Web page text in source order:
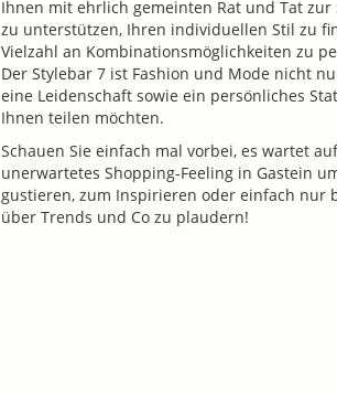
Ihnen mit ehrlich gemeinten Rat und Tat zur
zu unterstützen, Ihren individuellen Stil zu
Vielzahl an Kombinationsmöglichkeiten zu
Der Stylebar 7 ist Fashion und Mode nicht
eine Leidenschaft sowie ein persönliches
Ihnen teilen möchten.
Schauen Sie einfach mal vorbei, es wartet
unerwartetes Shopping-Feeling in Gastein
gustieren, zum Inspirieren oder einfach nur
über Trends und Co zu plaudern!